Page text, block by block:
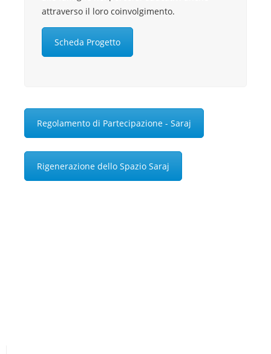
attraverso il loro coinvolgimento.
Scheda Progetto
Regolamento di Partecipazione - Saraj
Rigenerazione dello Spazio Saraj